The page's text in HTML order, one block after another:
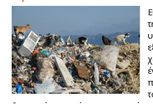
πάντα να παραμένει παρθένα,
δυσμενείς επιπτώσεις στην υγεία